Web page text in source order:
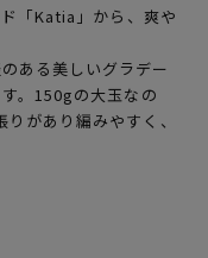
「Katia」から、爽や
ある美しいグラデー
。150gの大玉なの
があり編みやすく、